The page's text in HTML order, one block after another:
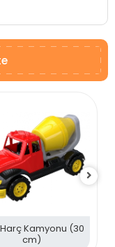
Kamyonu (30
cm)